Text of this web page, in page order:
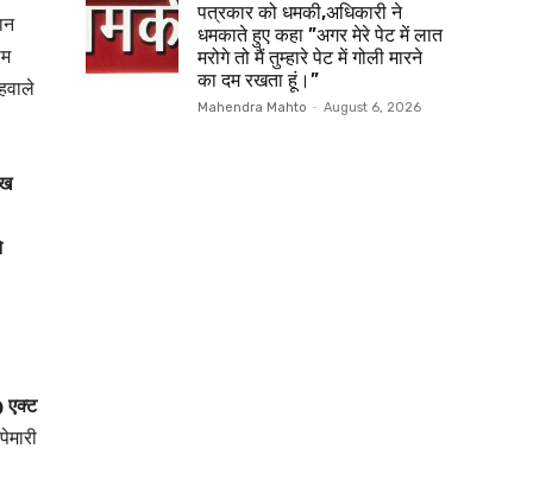
एक्ट
पत्रकार को धमकी,अधिकारी ने
धमकाते हुए कहा ”अगर मेरे पेट में लात
मरोगे तो मैं तुम्हारे पेट में गोली मारने
का दम रखता हूं।”
Mahendra Mahto - August 6, 2026